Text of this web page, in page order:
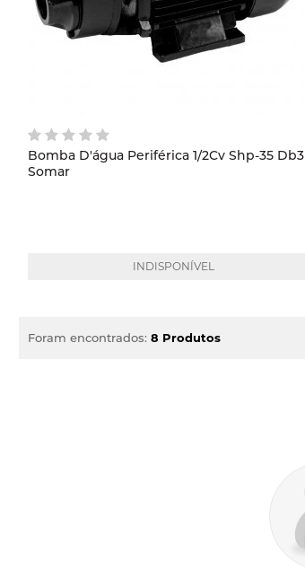
Bomba D'água Periférica 1/2Cv Shp-35 Db3
Somar
INDISPONÍVEL
Foram encontrados: 8 Produtos